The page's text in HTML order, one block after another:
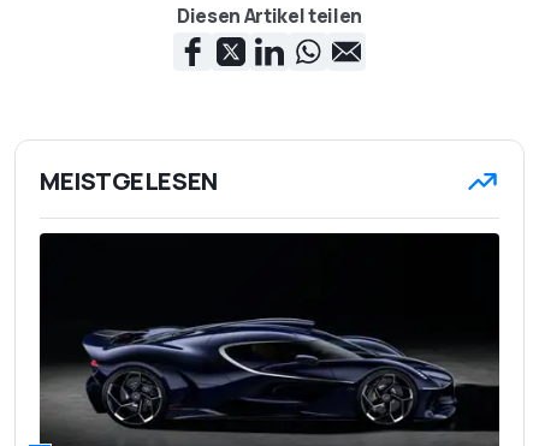
Diesen Artikel teilen
MEISTGELESEN